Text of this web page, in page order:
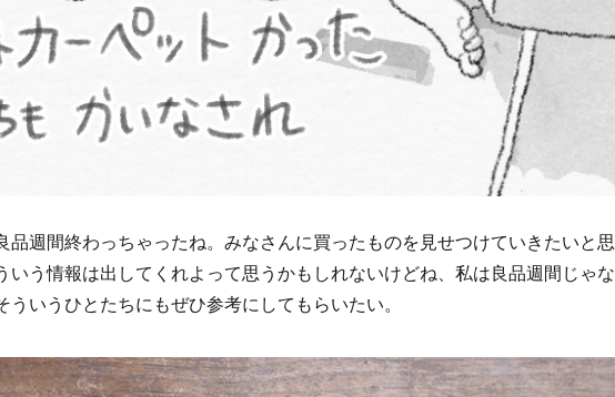
品週間終わっちゃったね。みなさんに買ったものを見せつけていきたいと思
いう情報は出してくれよって思うかもしれないけどね、私は良品週間じゃな
ういうひとたちにもぜひ参考にしてもらいたい。